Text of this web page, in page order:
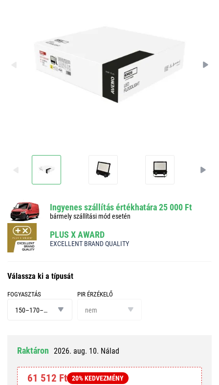
Ingyenes szállítás értékhatára 25 000 Ft
bármely szállítási mód esetén
PLUS X AWARD
EXCELLENT BRAND QUALITY
Válassza ki a típusát
FOGYASZTÁS
150–170–200 W
PIR ÉRZÉKELŐ
érzékelő
nem
Raktáron 2026. aug. 10. Nálad
61 512 Ft 20% KEDVEZMÉNY